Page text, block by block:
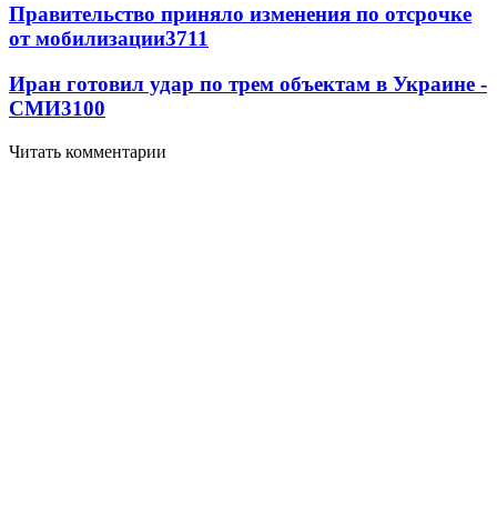
Правительство приняло изменения по отсрочке
от мобилизации3711
Иран готовил удар по трем объектам в Украине -
СМИ3100
Читать комментарии